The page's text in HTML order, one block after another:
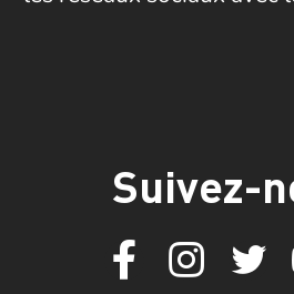
Suivez-